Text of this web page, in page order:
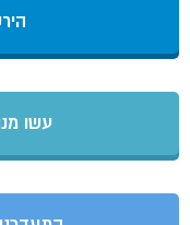
עשו